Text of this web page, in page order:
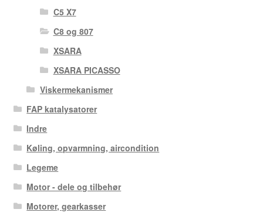
C5 X7
C8 og 807
XSARA
XSARA PICASSO
Viskermekanismer
FAP katalysatorer
Indre
Køling, opvarmning, aircondition
Legeme
Motor - dele og tilbehør
Motorer, gearkasser